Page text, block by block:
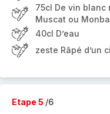
75cl De vin
Muscat ou
40cl D’eau
zeste Râpé d’un
Etape 5 /6